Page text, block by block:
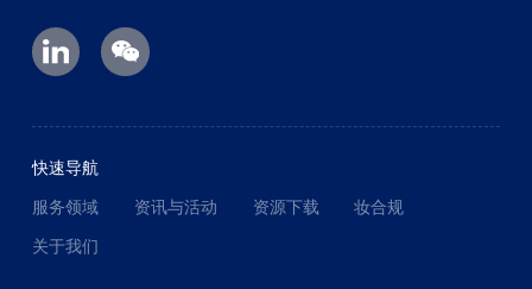
快速导航
服务领域
资讯与活动 资源下载
妆合规
关于我们